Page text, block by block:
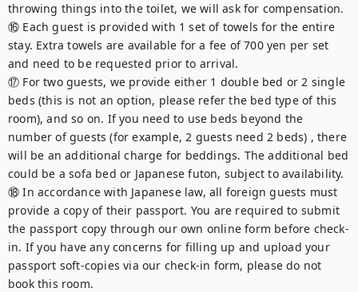
throwing things into the toilet, we will ask for compensation.
⑯ Each guest is provided with 1 set of towels for the entire
stay. Extra towels are available for a fee of 700 yen per set
and need to be requested prior to arrival.
⑰ For two guests, we provide either 1 double bed or 2 single
beds (this is not an option, please refer the bed type of this
room), and so on. If you need to use beds beyond the
number of guests (for example, 2 guests need 2 beds) , there
will be an additional charge for beddings. The additional bed
could be a sofa bed or Japanese futon, subject to availability.
⑱ In accordance with Japanese law, all foreign guests must
provide a copy of their passport. You are required to submit
the passport copy through our own online form before check-
in. If you have any concerns for filling up and upload your
passport soft-copies via our check-in form, please do not
book this room.